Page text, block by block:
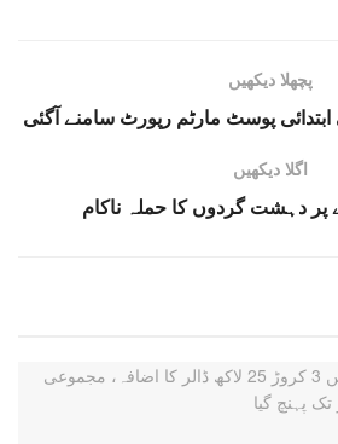
پچھلا دیکھیں
پوسٹ مارٹم رپورٹ سامنے آگئی
اگلا دیکھیں
پر دہشت گردوں کا حملہ ناکام